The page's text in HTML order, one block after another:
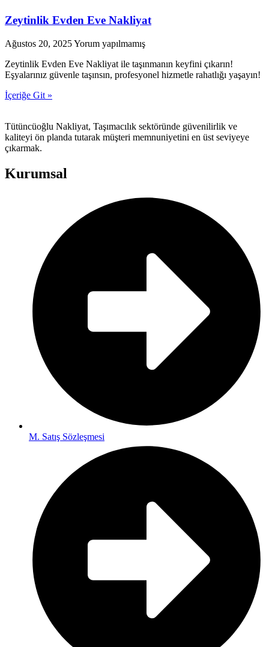
Zeytinlik Evden Eve Nakliyat
Ağustos 20, 2025Yorum yapılmamış
Zeytinlik Evden Eve Nakliyat ile taşınmanın keyfini çıkarın!
Eşyalarınız güvenle taşınsın, profesyonel hizmetle rahatlığı yaşayın!
İçeriğe Git »
Tütüncüoğlu Nakliyat, Taşımacılık sektöründe güvenilirlik ve
kaliteyi ön planda tutarak müşteri memnuniyetini en üst seviyeye
çıkarmak.
Kurumsal
M. Satış Sözleşmesi